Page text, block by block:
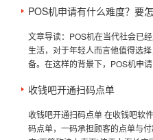
POS机申请有什么难度？要
文章导读：POS机在当代社会已
生活，对于年轻人而言他值得选
备。在这样的背景下，POS机申
收钱吧开通扫码点单
收钱吧开通扫码点单 在收钱吧软
码点单，一码承担顾客的点单与